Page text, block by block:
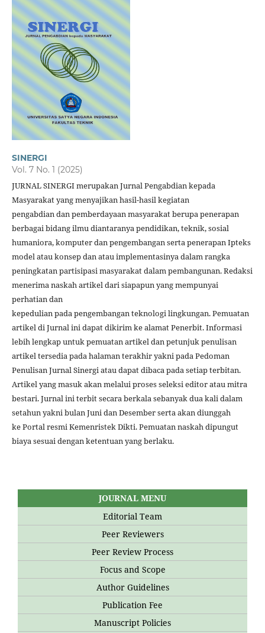
SINERGI
Vol. 7 No. 1 (2025)
JURNAL SINERGI merupakan Jurnal Pengabdian kepada
Masyarakat yang menyajikan hasil-hasil kegiatan
pengabdian dan pemberdayaan masyarakat berupa penerapan
berbagai bidang ilmu diantaranya pendidikan, teknik, sosial
humaniora, komputer dan pengembangan serta penerapan Ipteks
model atau konsep dan atau implementasinya dalam rangka
peningkatan partisipasi masyarakat dalam pembangunan. Redaksi
menerima naskah artikel dari siapapun yang mempunyai
perhatian dan
kepedulian pada pengembangan teknologi lingkungan. Pemuatan
artikel di Jurnal ini dapat dikirim ke alamat Penerbit. Informasi
lebih lengkap untuk pemuatan artikel dan petunjuk penulisan
artikel tersedia pada halaman terakhir yakni pada Pedoman
Penulisan Jurnal Sinergi atau dapat dibaca pada setiap terbitan.
Artikel yang masuk akan melalui proses seleksi editor atau mitra
bestari. Jurnal ini terbit secara berkala sebanyak dua kali dalam
setahun yakni bulan Juni dan Desember serta akan diunggah
ke Portal resmi Kemenristek Dikti. Pemuatan naskah dipungut
biaya sesuai dengan ketentuan yang berlaku.
JOURNAL MENU
Editorial Team
Peer Reviewers
Peer Review Process
Focus and Scope
Author Guidelines
Publication Fee
Manuscript Policies